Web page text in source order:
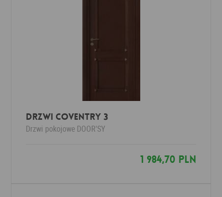
DRZWI COVENTRY 3
Drzwi pokojowe DOOR'SY
1 984,70 PLN